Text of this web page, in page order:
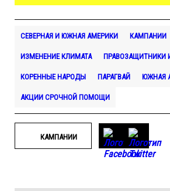
СЕВЕРНАЯ И ЮЖНАЯ АМЕРИКИ КАМПАНИИ
ИЗМЕНЕНИЕ КЛИМАТА ПРАВОЗАЩИТНИКИ
КОРЕННЫЕ НАРОДЫ ПАРАГВАЙ ЮЖНАЯ
АКЦИИ СРОЧНОЙ ПОМОЩИ
КАМПАНИИ